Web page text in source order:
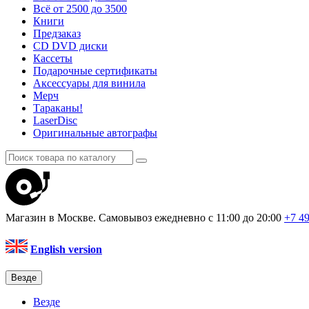
Всё от 2500 до 3500
Книги
Предзаказ
CD DVD диски
Кассеты
Подарочные сертификаты
Аксессуары для винила
Мерч
Тараканы!
LaserDisc
Оригинальные автографы
Магазин в Москве. Самовывоз ежедневно с 11:00 до 20:00 +7
English version
Везде
Везде